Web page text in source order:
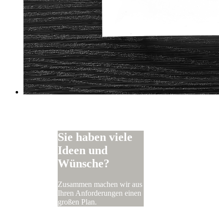
Sie haben viele
Ideen und
Wünsche?
Zusammen machen wir aus
Ihren Anforderungen einen
großen Plan.